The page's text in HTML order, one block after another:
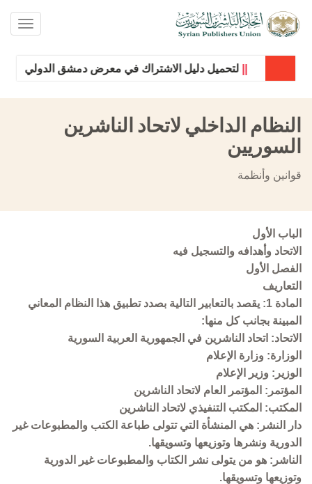
لتحميل دليل الاشتراك في معرض دمشق الدولي للكتاب
النظام الداخلي لاتحاد الناشرين
السوريين
قوانين وأنظمة
الباب الأول
الاتحاد وأهدافه والتسجيل فيه
الفصل الأول
التعاريف
المادة 1: يقصد بالتعابير التالية بصدد تطبيق هذا النظام المعاني
المبينة بجانب كل منها:
الاتحاد: اتحاد الناشرين في الجمهورية العربية السورية
الوزارة: وزارة الإعلام
الوزير: وزير الإعلام
المؤتمر: المؤتمر العام لاتحاد الناشرين
المكتب: المكتب التنفيذي لاتحاد الناشرين
دار النشر: هي المنشأة التي تتولى طباعة الكتب والمطبوعات غير
الدورية ونشرها وتوزيعها وتسويقها.
الناشر: هو من يتولى نشر الكتاب والمطبوعات غير الدورية
وتوزيعها وتسويقها.